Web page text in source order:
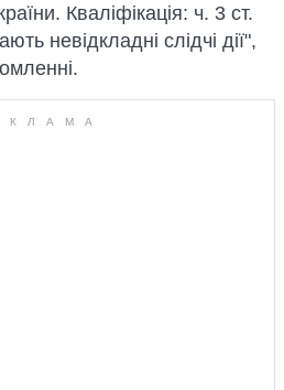
Кваліфікація: ч. 3 ст.
невідкладні слідчі дії",